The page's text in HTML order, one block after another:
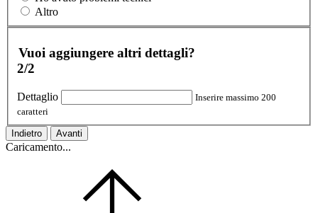
Altro
Vuoi aggiungere altri dettagli?
2/2
Dettaglio
Inserire massimo 200
caratteri
Indietro Avanti
Caricamento...